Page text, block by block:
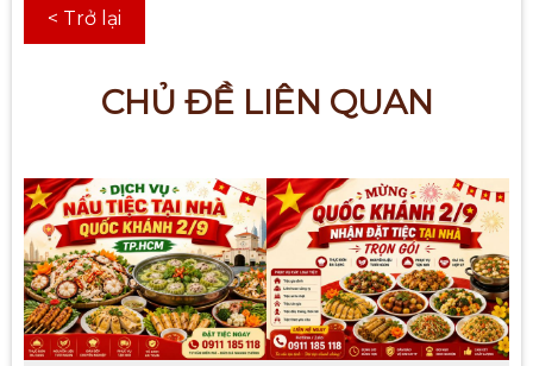
< Trở lại
CHỦ ĐỀ LIÊN QUAN